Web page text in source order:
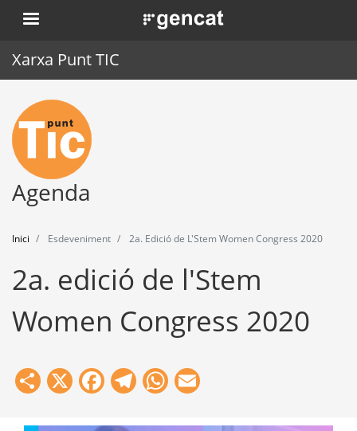
Vés
al
. Obre en una nova finestra.
Xarxa Punt TIC
Inici
Punt TIC
Actualitat
Eines
Agenda
Inici Esdeveniment 2a. Edició de L'Stem Women Congress 2020
2a. edició de l'Stem
Women Congress 2020
Share
X Facebook
Telegram
WhatsApp